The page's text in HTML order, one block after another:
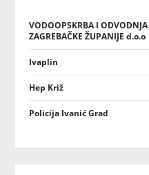
VODOOPSKRBA I ODVODNJA
ZAGREBAČKE ŽUPANIJE d.o.o
Ivaplin
Hep Križ
Policija Ivanić Grad